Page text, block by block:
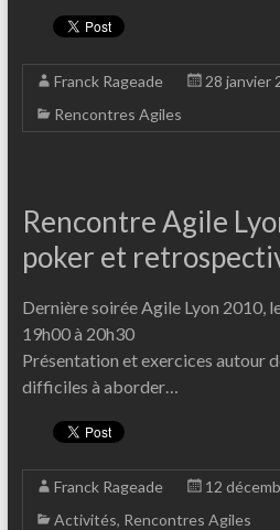
Franck Rageade
28 janvier
Rencontres Agiles
Rencontre Agile
poker et
Dernière soirée Agile Lyon 2010,
19h00 à 20h30
Présentation et exercices autour
difficiles à aborder…
Franck Rageade
12
Activités, Rencontres Agiles